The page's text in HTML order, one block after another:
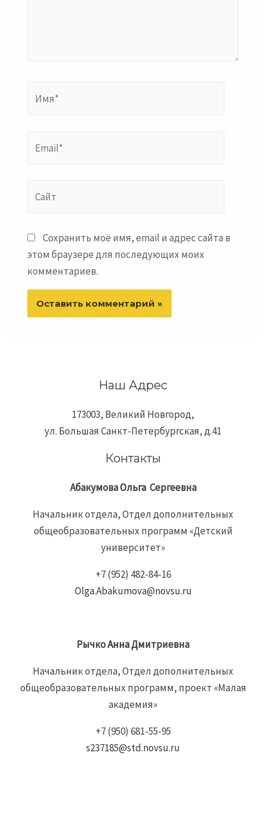
Сохранить моё имя, email и адрес сайта в
этом браузере для последующих моих
комментариев.
Наш Адрес
173003, Великий Новгород,
ул. Большая Санкт-Петербургская, д.41
Контакты
АбакумоваОльга Сергеевна
Начальник отдела, Отдел дополнительных
общеобразовательных программ «Детский
университет»
+7 (952) 482-84-16
Olga.Abakumova@novsu.ru
РычкоАннаДмитриевна
Начальник отдела, Отдел дополнительных
общеобразовательных программ, проект «Малая
академия»
+7 (950) 681-55-95
s237185@std.novsu.ru